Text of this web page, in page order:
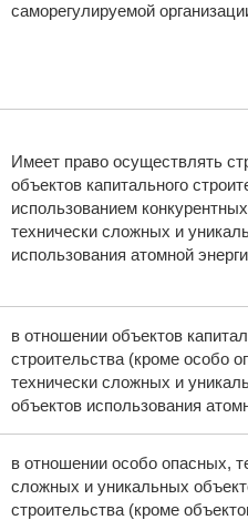
саморегулируемой
Имеет право осуществлять
объектов капитального
использованием
технически сложных и
использования атомной
в отношении объектов
строительства (кроме особо
технически сложных и
объектов использования
в отношении особо опасных,
сложных и уникальных
строительства (кроме